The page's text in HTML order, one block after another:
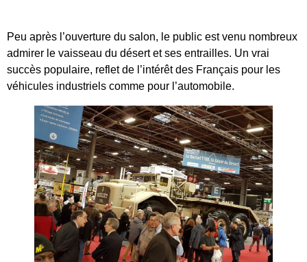
Peu après l’ouverture du salon, le public est venu nombreux
admirer le vaisseau du désert et ses entrailles. Un vrai
succès populaire, reflet de l’intérêt des Français pour les
véhicules industriels comme pour l’automobile.